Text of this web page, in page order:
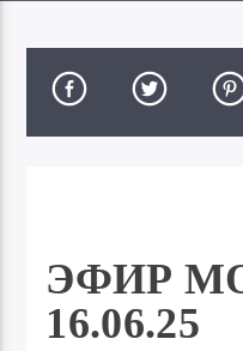
ЭФИР
16.06.25